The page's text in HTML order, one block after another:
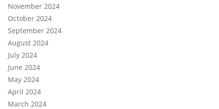
November 2024
October 2024
September 2024
August 2024
July 2024
June 2024
May 2024
April 2024
March 2024